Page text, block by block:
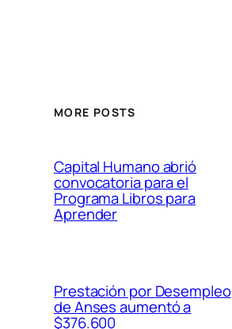
MORE POSTS
Capital Humano abrió
convocatoria para el
Programa Libros para
Aprender
Prestación por Desempleo
de Anses aumentó a
$376.600